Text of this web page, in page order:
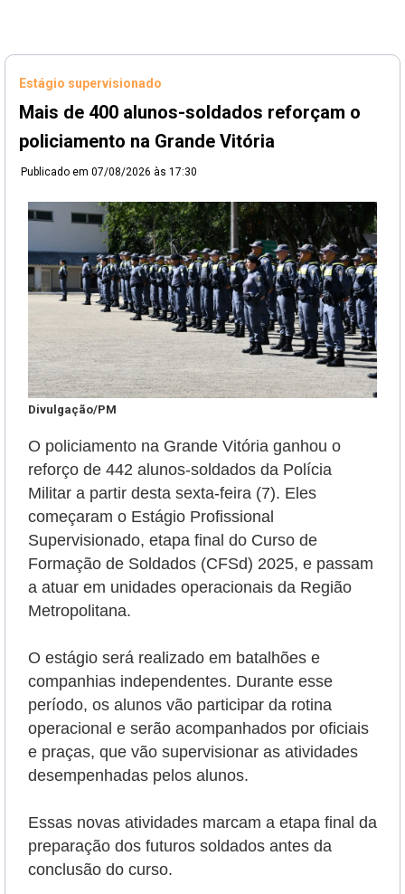
Estágio supervisionado
Mais de 400 alunos-soldados reforçam o
policiamento na Grande Vitória
Publicado em 07/08/2026 às 17:30
Divulgação/PM
O policiamento na Grande Vitória ganhou o
reforço de 442 alunos-soldados da Polícia
Militar a partir desta sexta-feira (7). Eles
começaram o Estágio Profissional
Supervisionado, etapa final do Curso de
Formação de Soldados (CFSd) 2025, e passam
a atuar em unidades operacionais da Região
Metropolitana.
O estágio será realizado em batalhões e
companhias independentes. Durante esse
período, os alunos vão participar da rotina
operacional e serão acompanhados por oficiais
e praças, que vão supervisionar as atividades
desempenhadas pelos alunos.
Essas novas atividades marcam a etapa final da
preparação dos futuros soldados antes da
conclusão do curso.